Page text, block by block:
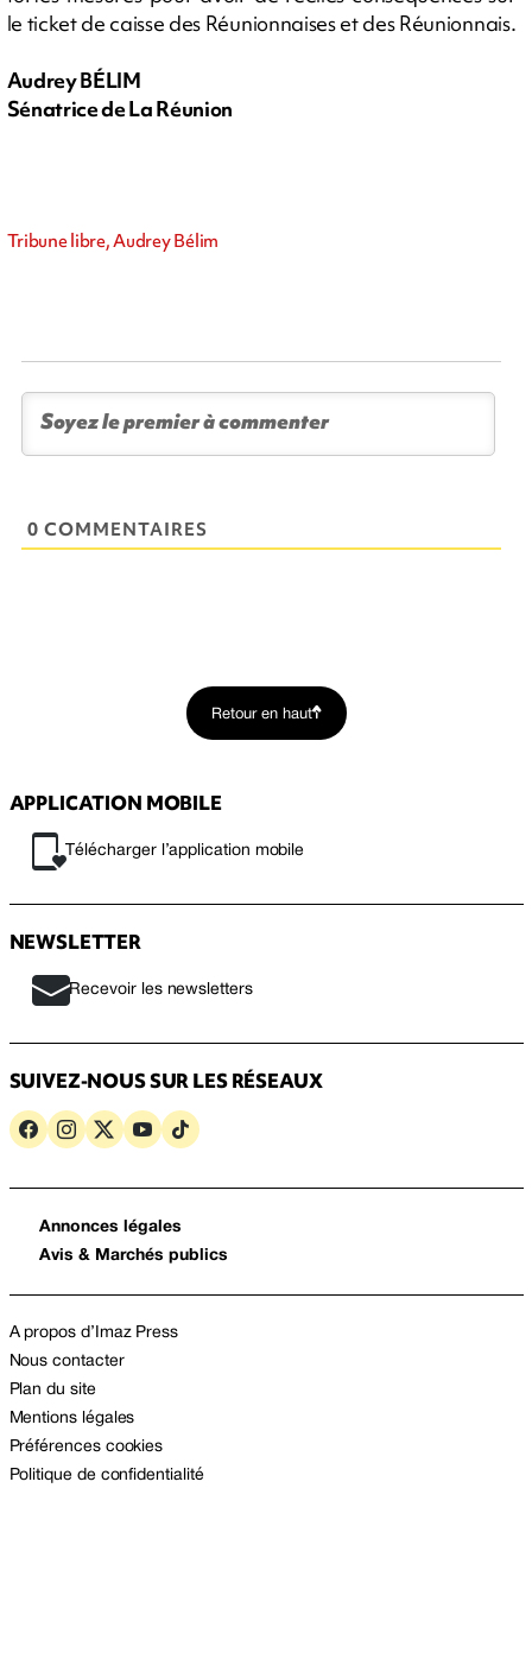
le ticket de caisse des Réunionnaises et des Réunionnais.
Audrey BÉLIM
Sénatrice de La Réunion
Tribune libre, Audrey Bélim
0 COMMENTAIRES
Retour en haut
APPLICATION MOBILE
Télécharger l’application mobile
NEWSLETTER
Recevoir les newsletters
SUIVEZ-NOUS SUR LES RÉSEAUX
Annonces légales
Avis & Marchés publics
A propos d’Imaz Press
Nous contacter
Plan du site
Mentions légales
Préférences cookies
Politique de confidentialité